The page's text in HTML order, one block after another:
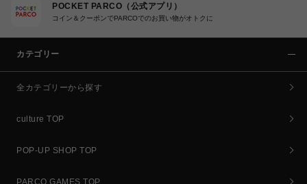
POCKET PARCO（公式アプリ）
コイン＆クーポンでPARCOでのお買い物がオトクに
カテゴリー
全カテゴリーから探す
culture TOP
POP-UP SHOP TOP